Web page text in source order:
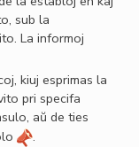
sub la
La informoj
kiuj esprimas la
pri specifa
aŭ de ties
.